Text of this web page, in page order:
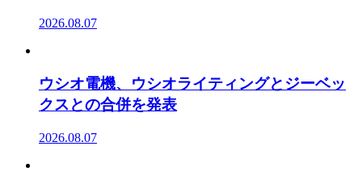
2026.08.07
ウシオ電機、ウシオライティングとジーベッ
クスとの合併を発表
2026.08.07